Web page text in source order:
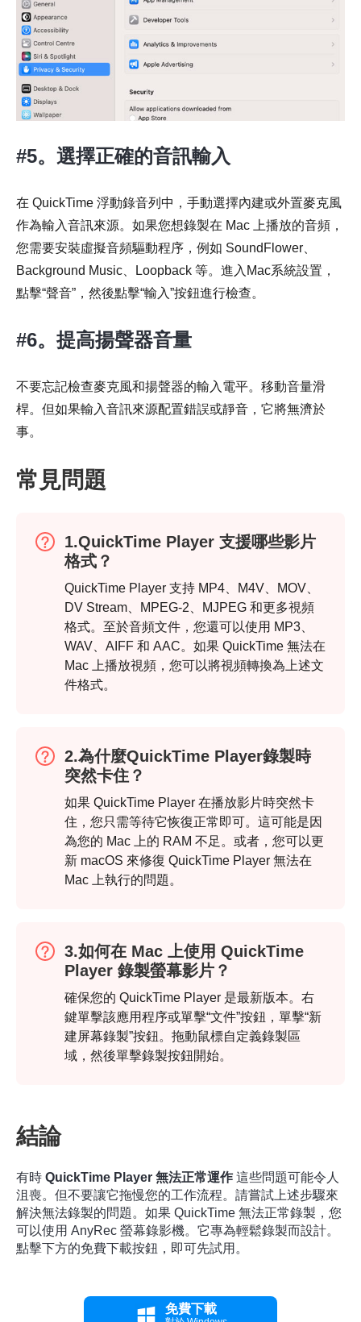
#5。選擇正確的音訊輸入
在 QuickTime 浮動錄音列中，手動選擇內建或外置麥克風
作為輸入音訊來源。如果您想錄製在 Mac 上播放的音頻，
您需要安裝虛擬音頻驅動程序，例如 SoundFlower、
Background Music、Loopback 等。進入Mac系統設置，
點擊“聲音”，然後點擊“輸入”按鈕進行檢查。
#6。提高揚聲器音量
不要忘記檢查麥克風和揚聲器的輸入電平。移動音量滑
桿。但如果輸入音訊來源配置錯誤或靜音，它將無濟於
事。
常見問題
1.QuickTime Player 支援哪些影片
格式？
QuickTime Player 支持 MP4、M4V、MOV、
DV Stream、MPEG-2、MJPEG 和更多視頻
格式。至於音頻文件，您還可以使用 MP3、
WAV、AIFF 和 AAC。如果 QuickTime 無法在
Mac 上播放視頻，您可以將視頻轉換為上述文
件格式。
2.為什麼QuickTime Player錄製時
突然卡住？
如果 QuickTime Player 在播放影片時突然卡
住，您只需等待它恢復正常即可。這可能是因
為您的 Mac 上的 RAM 不足。或者，您可以更
新 macOS 來修復 QuickTime Player 無法在
Mac 上執行的問題。
3.如何在 Mac 上使用 QuickTime
Player 錄製螢幕影片？
確保您的 QuickTime Player 是最新版本。右
鍵單擊該應用程序或單擊“文件”按鈕，單擊“新
建屏幕錄製”按鈕。拖動鼠標自定義錄製區
域，然後單擊錄製按鈕開始。
結論
有時 QuickTime Player 無法正常運作這些問題可能令人
沮喪。但不要讓它拖慢您的工作流程。請嘗試上述步驟來
解決無法錄製的問題。如果 QuickTime 無法正常錄製，您
可以使用 AnyRec 螢幕錄影機。它專為輕鬆錄製而設計。
點擊下方的免費下載按鈕，即可先試用。
免費下載